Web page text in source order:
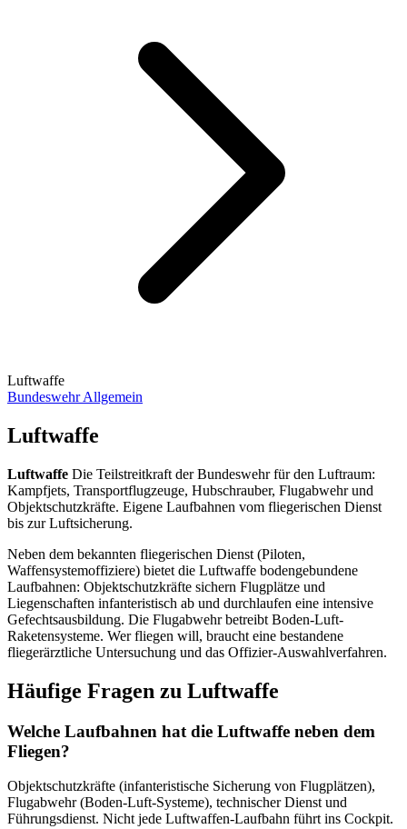
Luftwaffe
Bundeswehr Allgemein
Luftwaffe
Luftwaffe Die Teilstreitkraft der Bundeswehr für den Luftraum:
Kampfjets, Transportflugzeuge, Hubschrauber, Flugabwehr und
Objektschutzkräfte. Eigene Laufbahnen vom fliegerischen Dienst
bis zur Luftsicherung.
Neben dem bekannten fliegerischen Dienst (Piloten,
Waffensystemoffiziere) bietet die Luftwaffe bodengebundene
Laufbahnen: Objektschutzkräfte sichern Flugplätze und
Liegenschaften infanteristisch ab und durchlaufen eine intensive
Gefechtsausbildung. Die Flugabwehr betreibt Boden-Luft-
Raketensysteme. Wer fliegen will, braucht eine bestandene
fliegerärztliche Untersuchung und das Offizier-Auswahlverfahren.
Häufige Fragen zu Luftwaffe
Welche Laufbahnen hat die Luftwaffe neben dem
Fliegen?
Objektschutzkräfte (infanteristische Sicherung von Flugplätzen),
Flugabwehr (Boden-Luft-Systeme), technischer Dienst und
Führungsdienst. Nicht jede Luftwaffen-Laufbahn führt ins Cockpit.